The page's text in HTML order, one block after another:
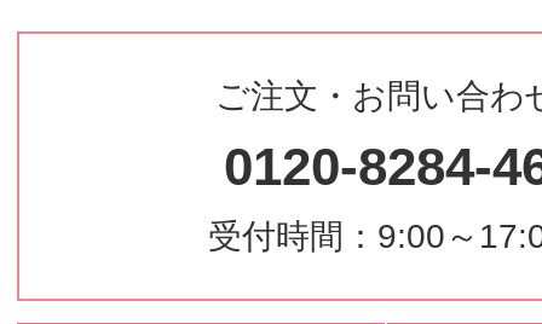
ご注文・お問い合わ
0120-8284-
受付時間：9:00～